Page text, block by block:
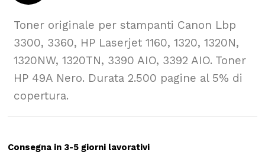
Toner originale per stampanti Canon Lbp
3300, 3360, HP Laserjet 1160, 1320, 1320N,
1320NW, 1320TN, 3390 AIO, 3392 AIO. Toner
HP 49A Nero. Durata 2.500 pagine al 5% di
copertura.
Consegna in 3-5 giorni lavorativi